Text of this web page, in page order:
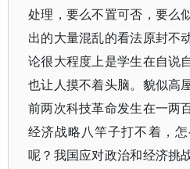
处理，要么不置可否，要么
出的大量混乱的看法原封不
论很大程度上是学生在自说
也让人摸不着头脑。貌似高
前两次科技革命发生在一两
经济战略八竿子打不着，
呢？我国应对政治和经济挑